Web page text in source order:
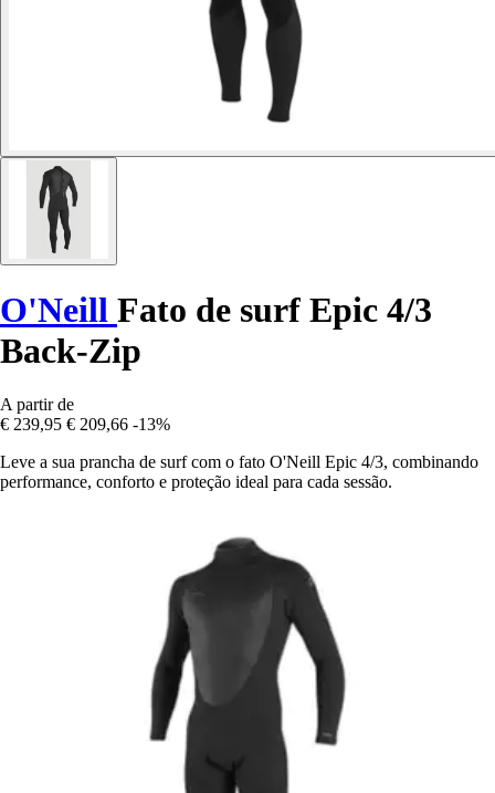
O'Neill Fato de surf Epic 4/3
Back-Zip
A partir de
€ 239,95 € 209,66 -13%
Leve a sua prancha de surf com o fato O'Neill Epic 4/3, combinando
performance, conforto e proteção ideal para cada sessão.